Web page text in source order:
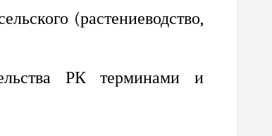
(растениеводство,
РК терминами и